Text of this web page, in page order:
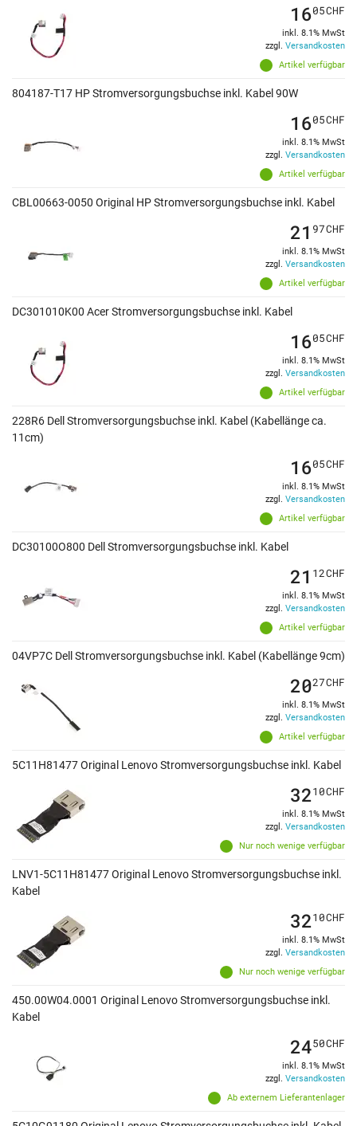
Artikel verfügbar
1605CHF
inkl. 8.1% MwSt
zzgl. Versandkosten
804187-T17 HP Stromversorgungsbuchse inkl. Kabel 90W
Artikel verfügbar
1605CHF
inkl. 8.1% MwSt
zzgl. Versandkosten
CBL00663-0050 Original HP Stromversorgungsbuchse inkl. Kabel
Artikel verfügbar
21 97CHF
inkl. 8.1% MwSt
zzgl. Versandkosten
DC301010K00 Acer Stromversorgungsbuchse inkl. Kabel
Artikel verfügbar
1605CHF
inkl. 8.1% MwSt
zzgl. Versandkosten
228R6 Dell Stromversorgungsbuchse inkl. Kabel (Kabellänge ca.
11cm)
Artikel verfügbar
1605CHF
inkl. 8.1% MwSt
zzgl. Versandkosten
DC30100O800 Dell Stromversorgungsbuchse inkl. Kabel
Artikel verfügbar
21 12CHF
inkl. 8.1% MwSt
zzgl. Versandkosten
04VP7C Dell Stromversorgungsbuchse inkl. Kabel (Kabellänge 9cm)
Artikel verfügbar
2027CHF
inkl. 8.1% MwSt
zzgl. Versandkosten
5C11H81477 Original Lenovo Stromversorgungsbuchse inkl. Kabel
Nur noch wenige verfügbar
3210CHF
inkl. 8.1% MwSt
zzgl. Versandkosten
LNV1-5C11H81477 Original Lenovo Stromversorgungsbuchse inkl.
Kabel
Nur noch wenige verfügbar
3210CHF
inkl. 8.1% MwSt
zzgl. Versandkosten
450.00W04.0001 Original Lenovo Stromversorgungsbuchse inkl.
Kabel
Ab externem Lieferantenlager
2450CHF
inkl. 8.1% MwSt
zzgl. Versandkosten